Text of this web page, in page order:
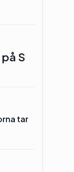
S
tar